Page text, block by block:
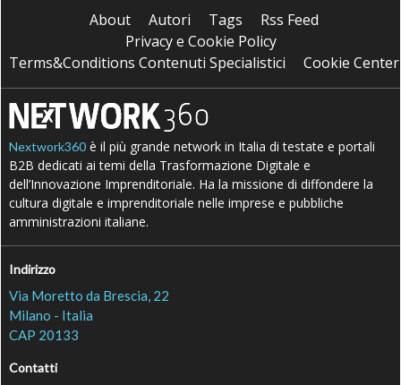
About Autori Tags
Rss Feed
Privacy e Cookie Policy
Terms&Conditions Contenuti Specialistici
Cookie Center
Nextwork360 è il più grande network in Italia di testate e portali
B2B dedicati ai temi della Trasformazione Digitale e
dell’Innovazione Imprenditoriale. Ha la missione di diffondere la
cultura digitale e imprenditoriale nelle imprese e pubbliche
amministrazioni italiane.
Indirizzo
Via Moretto da Brescia, 22
Milano - Italia
CAP 20133
Contatti